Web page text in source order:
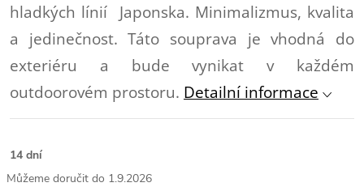
hladkých línií Japonska. Minimalizmus, kvalita
a jedinečnost. Táto souprava je vhodná do
exteriéru a bude vynikat v každém
outdoorovém prostoru. Detailní informace
14 dní
1.9.2026